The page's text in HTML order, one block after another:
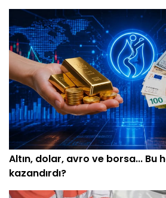
Altın, dolar, avro ve borsa... Bu
kazandırdı?